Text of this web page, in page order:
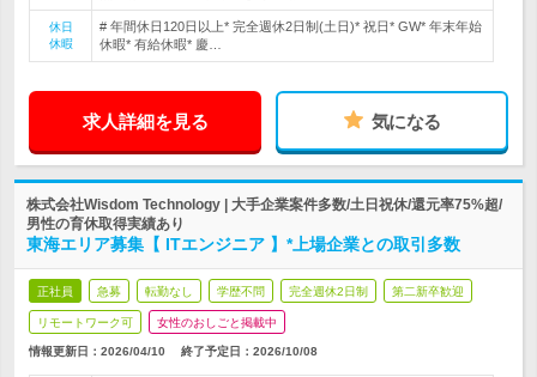
休日
休暇
# 年間休日120日以上* 完全週休2日制(土日)* 祝日* GW* 年末年始
休暇* 有給休暇* 慶…
求人詳細を見る 気になる
株式会社Wisdom Technology | 大手企業案件多数/土日祝休/還元率75%超/
男性の育休取得実績あり
東海エリア募集【 ITエンジニア 】*上場企業との取引多数
正社員 急募 転勤なし 学歴不問 完全週休2日制 第二新卒歓迎
リモートワーク可 女性のおしごと掲載中
情報更新日：2026/04/10 終了予定日： 2026/10/08